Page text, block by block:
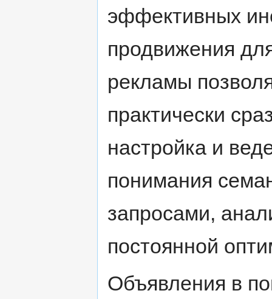
эффективных
продвижения
рекламы
практически
настройка и
понимания
запросами,
постоянной
Объявления в